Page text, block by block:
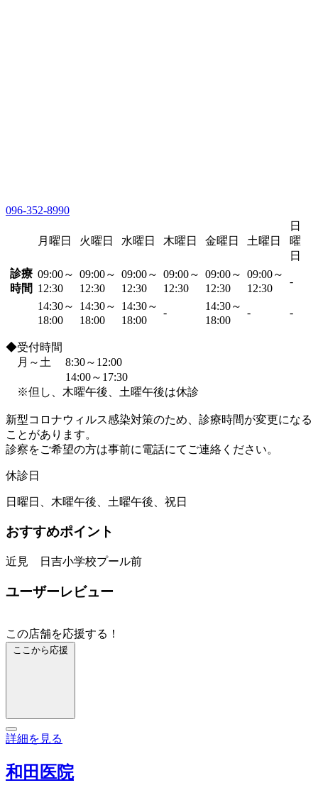
096-352-8990
月曜日 火曜日 水曜日 木曜日 金曜日 土曜日
日
曜
日
診療
時間
09:00～
12:30
09:00～
12:30
09:00～
12:30
09:00～
12:30
09:00～
12:30
09:00～
12:30
-
14:30～
18:00
14:30～
18:00
14:30～
18:00
-
14:30～
18:00
- -
◆受付時間
月～土 8:30～12:00
14:00～17:30
※但し、木曜午後、土曜午後は休診
新型コロナウィルス感染対策のため、診療時間が変更になる
ことがあります。
診察をご希望の方は事前に電話にてご連絡ください。
休診日
日曜日、木曜午後、土曜午後、祝日
おすすめポイント
近見 日吉小学校プール前
ユーザーレビュー
この店舗を応援する！
ここから応援
詳細を見る
和田医院